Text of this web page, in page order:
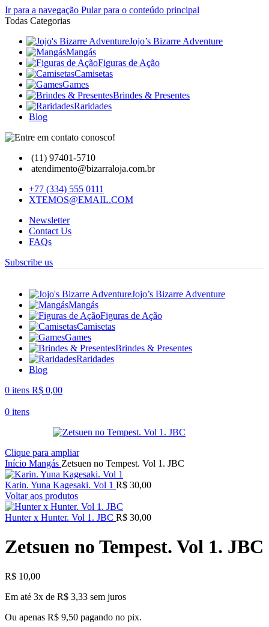
Ir para a navegação Pular para o conteúdo principal
Todas Categorias
Jojo’s Bizarre Adventure
Mangás
Figuras de Ação
Camisetas
Games
Brindes & Presentes
Raridades
Blog
(11) 97401-5710
atendimento@bizarraloja.com.br
+77 (334) 555 0111
XTEMOS@EMAIL.COM
Newsletter
Contact Us
FAQs
Subscribe us
Jojo’s Bizarre Adventure
Mangás
Figuras de Ação
Camisetas
Games
Brindes & Presentes
Raridades
Blog
0 itens R$ 0,00
0 itens
Clique para ampliar
Início Mangás Zetsuen no Tempest. Vol 1. JBC
Karin. Yuna Kagesaki. Vol 1 R$ 30,00
Voltar aos produtos
Hunter x Hunter. Vol 1. JBC R$ 30,00
Zetsuen no Tempest. Vol 1. JBC
R$ 10,00
Em até 3x de R$ 3,33 sem juros
Ou apenas R$ 9,50 pagando no pix.